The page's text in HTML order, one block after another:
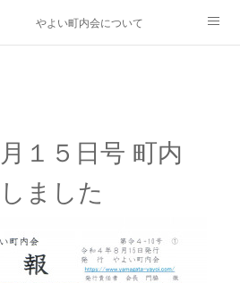
やよい町内会について
クト
１５日号 町内
ました